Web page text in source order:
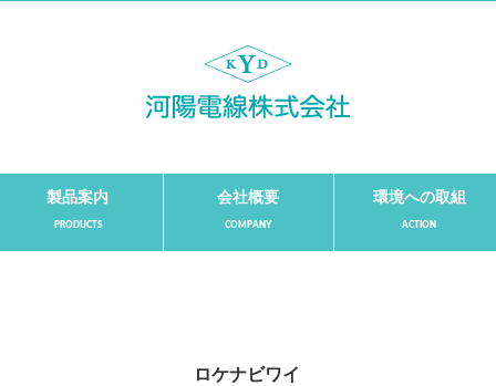
製品案内 会社概要 環境への取組
ロケナビワイ